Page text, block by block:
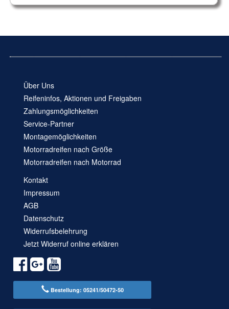
Über Uns
Reifeninfos, Aktionen und Freigaben
Zahlungsmöglichkeiten
Service-Partner
Montagemöglichkeiten
Motorradreifen nach Größe
Motorradreifen nach Motorrad
Kontakt
Impressum
AGB
Datenschutz
Widerrufsbelehrung
Jetzt Widerruf online erklären
Bestellung: 05241/50472-50